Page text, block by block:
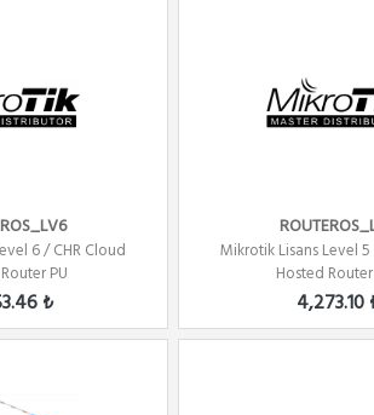
6 / CHR Cloud
PU
₺
Mikrotik Lisans Level
Hosted
4,273.10